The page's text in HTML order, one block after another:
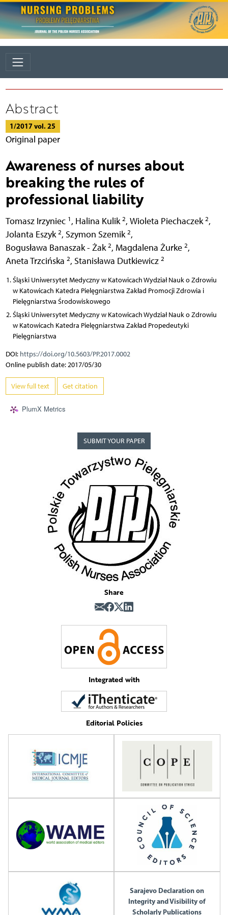
Abstract
1/2017 vol. 25
Original paper
Awareness of nurses about
breaking the rules of
professional liability
Tomasz Irzyniec 1 , Halina Kulik 2, Wioleta Piechaczek 2,
Jolanta Eszyk 2, Szymon Szemik 2,
Bogusława Banaszak - Żak 2, Magdalena Żurke 2,
Aneta Trzcińska 2, Stanisława Dutkiewicz 2
Śląski Uniwersytet Medyczny w Katowicach Wydział Nauk o Zdrowiu
w Katowicach Katedra Pielęgniarstwa Zakład Promocji Zdrowia i
Pielęgniarstwa Środowiskowego
Śląski Uniwersytet Medyczny w Katowicach Wydział Nauk o Zdrowiu
w Katowicach Katedra Pielęgniarstwa Zakład Propedeutyki
Pielęgniarstwa
DOI: https://doi.org/10.5603/PP.2017.0002
Online publish date: 2017/05/30
View full text Get citation
PlumX Metrics
SUBMIT YOUR PAPER
Share
Integrated with
Editorial Policies
Sarajevo Declaration on
Integrity and Visibility of
Scholarly Publications